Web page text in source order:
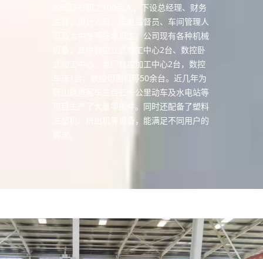
公司现有职工100余人，下设总经理、财务
主管、设计人员、质量监督员、车间管理人
员及大中专等技术员工。公司现有各种机械
设备，其中数控立式加工中心2台、数控卧
式加工中心、龙门数控加工中心2台，数控
车床1台、数控切割机等50余台。近几年为
唐山轨道客车三百五十公里动车及水电站等
项目生产了大量零部件。同时还配备了塑料
注塑机、挤出机等设备，能满足不同用户的